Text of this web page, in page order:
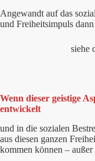
Angewandt auf das
und Freiheitsimpuls
siehe
Wenn dieser geistige
entwickelt
und in die sozialen
aus diesen ganzen
kommen können –